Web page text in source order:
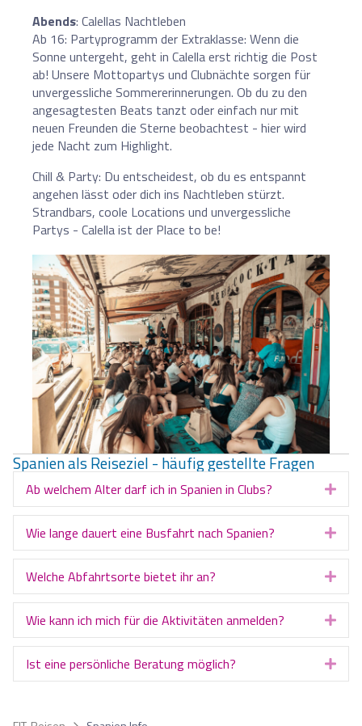
Abends: Calellas Nachtleben
Ab 16: Partyprogramm der Extraklasse: Wenn die
Sonne untergeht, geht in Calella erst richtig die Post
ab! Unsere Mottopartys und Clubnächte sorgen für
unvergessliche Sommererinnerungen. Ob du zu den
angesagtesten Beats tanzt oder einfach nur mit
neuen Freunden die Sterne beobachtest - hier wird
jede Nacht zum Highlight.
Chill & Party: Du entscheidest, ob du es entspannt
angehen lässt oder dich ins Nachtleben stürzt.
Strandbars, coole Locations und unvergessliche
Partys - Calella ist der Place to be!
Spanien als Reiseziel - häufig gestellte Fragen
Ab welchem Alter darf ich in Spanien in Clubs?
Wie lange dauert eine Busfahrt nach Spanien?
Welche Abfahrtsorte bietet ihr an?
Wie kann ich mich für die Aktivitäten anmelden?
Ist eine persönliche Beratung möglich?